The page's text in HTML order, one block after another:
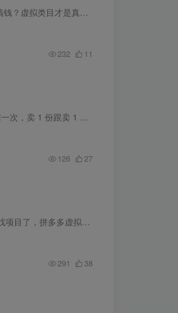
久卖钱，卖多卖少都不用加成本，没有...
232 11
做虚拟类目最香的一点，就是几乎没有额外成本。 教程、素材、各类 PPT 模板，只要上架一次，卖 1 份跟卖 1 万份用的都是同一份资源，不用囤货、不用发货、没有物流压力，真正做到一次整理，长期...
126 27
、实用软件，全是高需求虚拟品，不用...
291 38